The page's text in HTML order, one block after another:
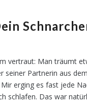
vertraut: Man träumt
seiner Partnerin aus
erging es fast jede
schlafen. Das war